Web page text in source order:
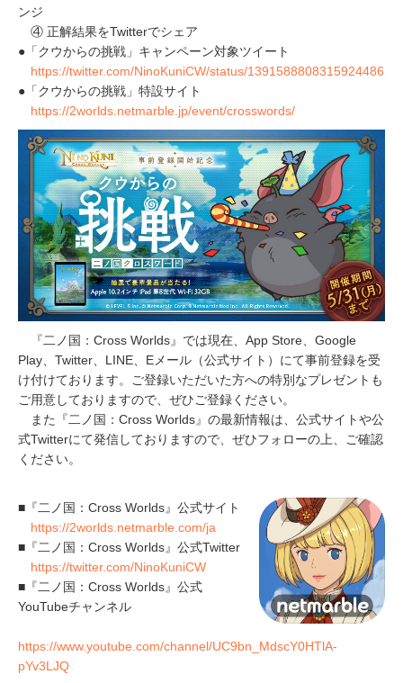
ンジ
④ 正解結果をTwitterでシェア
●「クウからの挑戦」キャンペーン対象ツイート
https://twitter.com/NinoKuniCW/status/1391588808315924486
●「クウからの挑戦」特設サイト
https://2worlds.netmarble.jp/event/crosswords/
『二ノ国：Cross Worlds』では現在、App Store、Google
Play、Twitter、LINE、Eメール（公式サイト）にて事前登録を受
け付けております。ご登録いただいた方への特別なプレゼントも
ご用意しておりますので、ぜひご登録ください。
また『二ノ国：Cross Worlds』の最新情報は、公式サイトや公
式Twitterにて発信しておりますので、ぜひフォローの上、ご確認
ください。
■『二ノ国：Cross Worlds』公式サイト
https://2worlds.netmarble.com/ja
■『二ノ国：Cross Worlds』公式Twitter
https://twitter.com/NinoKuniCW
■『二ノ国：Cross Worlds』公式
YouTubeチャンネル
https://www.youtube.com/channel/UC9bn_MdscY0HTlA-
pYv3LJQ